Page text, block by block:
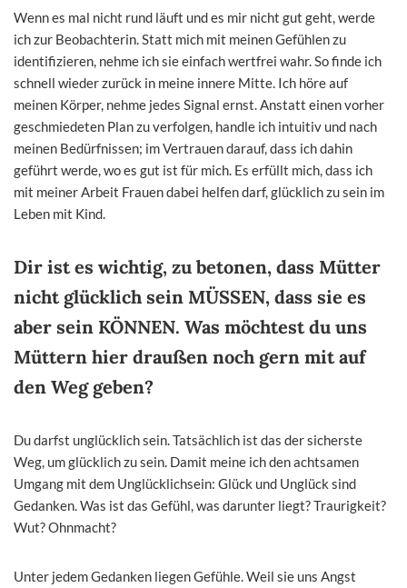
Wenn es mal nicht rund läuft und es mir nicht gut geht, werde
ich zur Beobachterin. Statt mich mit meinen Gefühlen zu
identifizieren, nehme ich sie einfach wertfrei wahr. So finde ich
schnell wieder zurück in meine innere Mitte. Ich höre auf
meinen Körper, nehme jedes Signal ernst. Anstatt einen vorher
geschmiedeten Plan zu verfolgen, handle ich intuitiv und nach
meinen Bedürfnissen; im Vertrauen darauf, dass ich dahin
geführt werde, wo es gut ist für mich. Es erfüllt mich, dass ich
mit meiner Arbeit Frauen dabei helfen darf, glücklich zu sein im
Leben mit Kind.
Dir ist es wichtig, zu betonen, dass Mütter
nicht glücklich sein MÜSSEN, dass sie es
aber sein KÖNNEN. Was möchtest du uns
Müttern hier draußen noch gern mit auf
den Weg geben?
Du darfst unglücklich sein. Tatsächlich ist das der sicherste
Weg, um glücklich zu sein. Damit meine ich den achtsamen
Umgang mit dem Unglücklichsein: Glück und Unglück sind
Gedanken. Was ist das Gefühl, was darunter liegt? Traurigkeit?
Wut? Ohnmacht?
Unter jedem Gedanken liegen Gefühle. Weil sie uns Angst